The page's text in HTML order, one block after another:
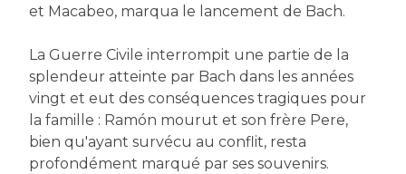
et Macabeo, marqua le lancement de Bach.
La Guerre Civile interrompit une partie de la
splendeur atteinte par Bach dans les années
vingt et eut des conséquences tragiques pour
la famille : Ramón mourut et son frère Pere,
bien qu'ayant survécu au conflit, resta
profondément marqué par ses souvenirs.